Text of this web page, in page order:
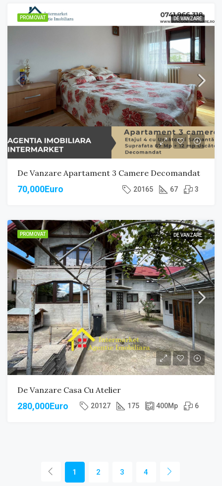
PROMOVAT DE VANZARE
De Vanzare Apartament 3 Camere Decomandat
70,000Euro 20165 67 3
PROMOVAT DE VANZARE
De Vanzare Casa Cu Atelier
280,000Euro 20127 175 400Mp 6
1 2 3 4